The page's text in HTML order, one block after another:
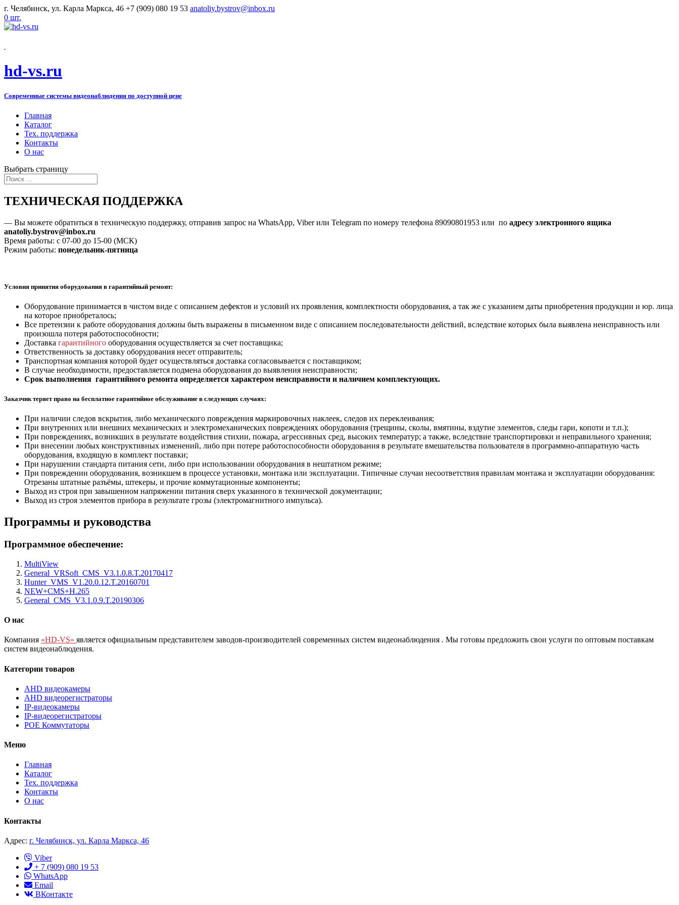
г. Челябинск, ул. Карла Маркса, 46 +7 (909) 080 19 53 anatoliy.bystrov@inbox.ru
0 шт.
hd-vs.ru
Современные системы видеонаблюдения по доступной цене
Главная
Каталог
Тех. поддержка
Контакты
О нас
Выбрать страницу
ТЕХНИЧЕСКАЯ ПОДДЕРЖКА
— Вы можете обратиться в техническую поддержку, отправив запрос на WhatsApp, Viber или Telegram по номеру телефона 89090801953 или по адресу электронного ящика
anatoliy.bystrov@inbox.ru
Время работы: с 07-00 до 15-00 (МСК)
Режим работы: понедельник-пятница
Условия принятия оборудования в гарантийный ремонт:
Оборудование принимается в чистом виде с описанием дефектов и условий их проявления, комплектности оборудования, а так же с указанием даты приобретения продукции и юр. лица
на которое приобреталось;
Все претензии к работе оборудования должны быть выражены в письменном виде с описанием последовательности действий, вследствие которых была выявлена неисправность или
произошла потеря работоспособности;
Доставка гарантийного оборудования осуществляется за счет поставщика;
Ответственность за доставку оборудования несет отправитель;
Транспортная компания которой будет осуществляться доставка согласовывается с поставщиком;
В случае необходимости, предоставляется подмена оборудования до выявления неисправности;
Срок выполнения гарантийного ремонта определяется характером неисправности и наличием комплектующих.
Заказчик теряет право на бесплатное гарантийное обслуживание в следующих случаях:
При наличии следов вскрытия, либо механического повреждения маркировочных наклеек, следов их переклеивания;
При внутренних или внешних механических и электромеханических повреждениях оборудования (трещины, сколы, вмятины, вздутие элементов, следы гари, копоти и т.п.);
При повреждениях, возникших в результате воздействия стихии, пожара, агрессивных сред, высоких температур; а также, вследствие транспортировки и неправильного хранения;
При внесении любых конструктивных изменений, либо при потере работоспособности оборудования в результате вмешательства пользователя в программно-аппаратную часть
оборудования, входящую в комплект поставки;
При нарушении стандарта питания сети, либо при использовании оборудования в нештатном режиме;
При повреждении оборудования, возникшем в процессе установки, монтажа или эксплуатации. Типичные случаи несоответствия правилам монтажа и эксплуатации оборудования:
Отрезаны штатные разъёмы, штекеры, и прочие коммутационные компоненты;
Выход из строя при завышенном напряжении питания сверх указанного в технической документации;
Выход из строя элементов прибора в результате грозы (электромагнитного импульса).
Программы и руководства
Программное обеспечение:
MultiView
General_VRSoft_CMS_V3.1.0.8.T.20170417
Hunter_VMS_V1.20.0.12.T.20160701
NEW+CMS+H.265
General_CMS_V3.1.0.9.T.20190306
О нас
Компания «HD-VS» является официальным представителем заводов-производителей современных систем видеонаблюдения . Мы готовы предложить свои услуги по оптовым поставкам
систем видеонаблюдения.
Категории товаров
AHD видеокамеры
AHD видеорегистраторы
IP-видеокамеры
IP-видеорегистраторы
POE Коммутаторы
Меню
Главная
Каталог
Тех. поддержка
Контакты
О нас
Контакты
Адрес: г. Челябинск, ул. Карла Маркса, 46
Viber
+ 7 (909) 080 19 53
WhatsApp
Email
ВКонтакте